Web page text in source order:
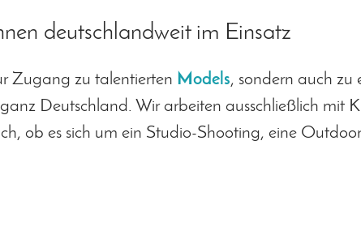
deutschlandweit im Einsatz
Zugang zu talentierten Models, sondern auch
Deutschland. Wir arbeiten ausschließlich mit
ob es sich um ein Studio-Shooting, eine